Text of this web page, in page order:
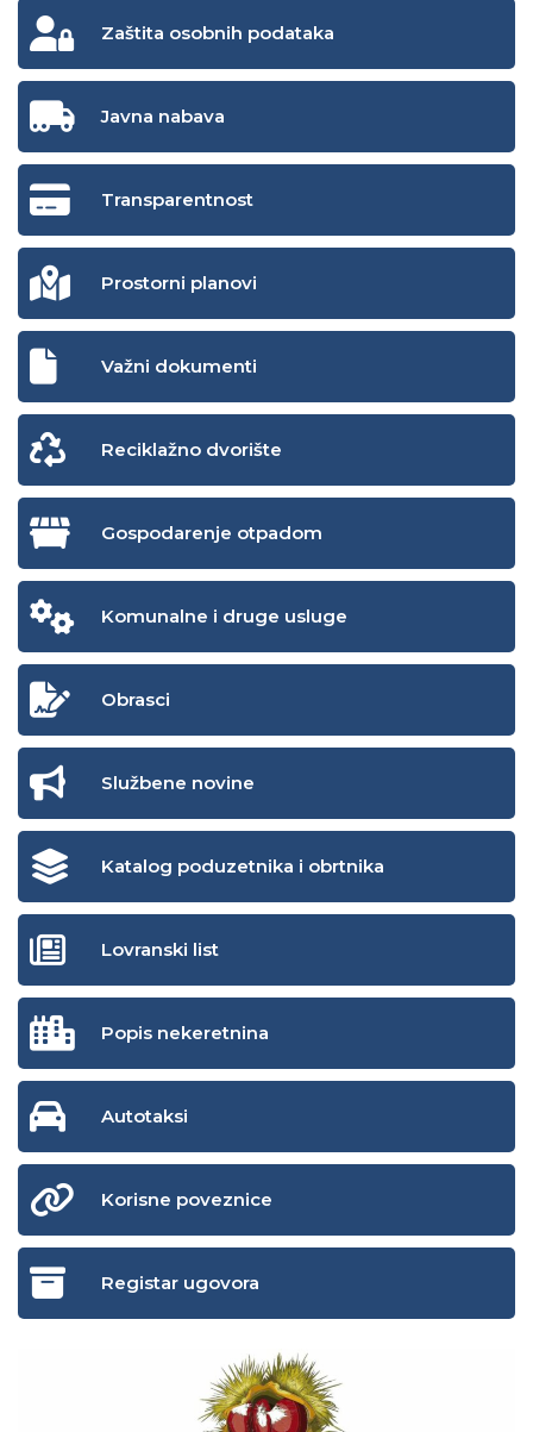
Zaštita osobnih podataka
Javna nabava
Transparentnost
Prostorni planovi
Važni dokumenti
Reciklažno dvorište
Gospodarenje otpadom
Komunalne i druge usluge
Obrasci
Službene novine
Katalog poduzetnika i obrtnika
Lovranski list
Popis nekeretnina
Autotaksi
Korisne poveznice
Registar ugovora